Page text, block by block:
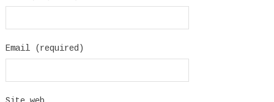
Email (required)